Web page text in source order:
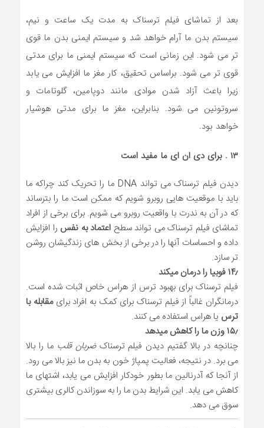
بعد از تماشای فیلم ترسناک به مدت یک ساعت و نیم،
سیستم بدن ما آرام خواهد شد و سیستم ایمنی بدن ما قوی
تر می شود. این زمانی است که سیستم ایمنی ما برای مدتی
قوی تر می شود. براساس تحقیق، کار مغز ما افزایش می یابد
زیرا باعث آزاد شدن موادی مانند دوپامین، گلوتامات و
سروتونین می شود. بنابراین، مغز ما برای مدتی هوشیار
خواهد بود.
۱۳ . برای دی ان ای ما مفید است
دیدن فیلم ترسناک می تواند DNA ما را تحریک کند چراکه ما
باید با موقعیت هایی روبرو شویم که ممکن است ما را بترساند
که در آن به ندرت با واقعیت روبرو می شویم. برای برخی از افراد
تماشای فیلم ترسناک می تواند سطح اعتماد به نفس را افزایش
داده و احساسات آنها را در برخی از بخش های زندگیشان روشن
تر سازد.
۱۴٫ فوبیا را درمان میکند
فیلم ترسناک برای بهبود ترس از هراس خاص اثبات شده است.
درمانگران غالباً از فیلم ترسناک برای کمک به افراد برایمقابله با
ترس یا هراس استفاده می کنند.
۱۵٫ وزن ما را کاهش میدهد
چنانچه در بالا گفتیم دیدن فیلم ترسناکضربان قلب ما را بالا
می برد. در نتیجه، فعالیت پمپاژ خون به بدن ما نیز بالا می رود.
از آنجا که آدرنالین ما بطور خودکار افزایش می یابد، اشتهای ما
کاهش می یابد. این شرایط بدن ما را به سوزاندن کالری بیشتری
سوق می دهد.